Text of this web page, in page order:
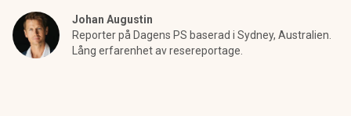
Johan Augustin
Reporter på Dagens PS baserad i Sydney, Australien.
Lång erfarenhet av resereportage.